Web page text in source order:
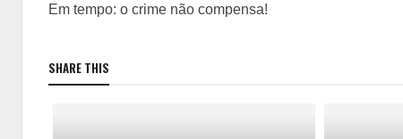
Em tempo: o crime não compensa!
SHARE THIS